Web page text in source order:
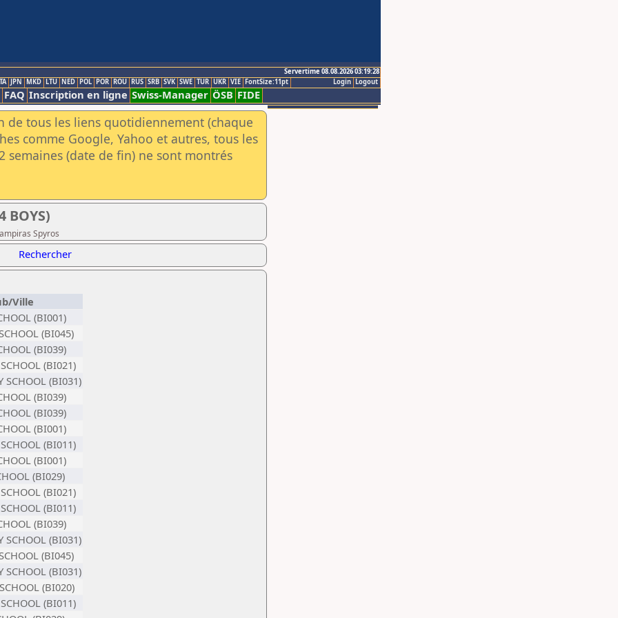
Servertime 08.08.2026 03:19:28
Logout
Login
JPN MKD LTU NED POL POR ROU RUS SRB SVK SWE TUR UKR VIE FontSize:11pt
FAQ Inscription en ligne Swiss-Manager ÖSB FIDE
de tous les liens quotidiennement (chaque
comme Google, Yahoo et autres, tous les
(date de fin) ne sont montrés
BOYS)
Spyros
Rechercher
Ville
(BI001)
(BI045)
(BI039)
SCHOOL (BI021)
SCHOOL (BI031)
(BI039)
(BI039)
(BI001)
SCHOOL (BI011)
(BI001)
(BI029)
SCHOOL (BI021)
SCHOOL (BI011)
(BI039)
SCHOOL (BI031)
(BI045)
SCHOOL (BI031)
(BI020)
SCHOOL (BI011)